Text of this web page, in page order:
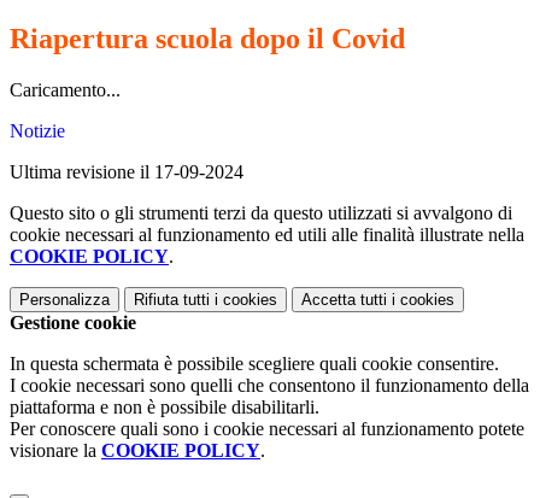
Riapertura scuola dopo il Covid
Caricamento...
Notizie
Ultima revisione il 17-09-2024
Questo sito o gli strumenti terzi da questo utilizzati si avvalgono di
cookie necessari al funzionamento ed utili alle finalità illustrate nella
COOKIE POLICY.
Personalizza Rifiuta tutti i cookies Accetta tutti i cookies
Gestione cookie
In questa schermata è possibile scegliere quali cookie consentire.
I cookie necessari sono quelli che consentono il funzionamento della
piattaforma e non è possibile disabilitarli.
Per conoscere quali sono i cookie necessari al funzionamento potete
visionare la COOKIE POLICY.